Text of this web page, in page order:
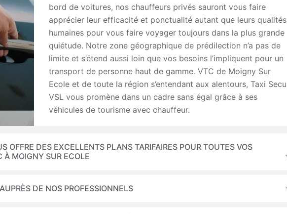
bord de voitures, nos chauffeurs privés sauront vous faire
apprécier leur efficacité et ponctualité autant que leurs qualités
humaines pour vous faire voyager toujours dans la plus grande
quiétude. Notre zone géographique de prédilection n’a pas de
limite et s’étend aussi loin que vos besoins l’impliquent pour un
transport de personne haut de gamme. VTC de Moigny Sur
Ecole et de toute la région s’entendant aux alentours, Taxi Secu
VSL vous promène dans un cadre sans égal grâce à ses
véhicules de tourisme avec chauffeur.
OFFRE DES EXCELLENTS PLANS TARIFAIRES POUR TOUTES VOS
À MOIGNY SUR ECOLE
DE NOS PROFESSIONNELS